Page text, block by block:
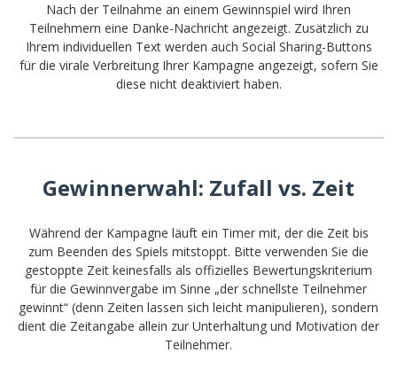
Nach der Teilnahme an einem Gewinnspiel wird Ihren
Teilnehmern eine Danke-Nachricht angezeigt. Zusätzlich zu
Ihrem individuellen Text werden auch Social Sharing-Buttons
für die virale Verbreitung Ihrer Kampagne angezeigt, sofern Sie
diese nicht deaktiviert haben.
Gewinnerwahl: Zufall vs. Zeit
Während der Kampagne läuft ein Timer mit, der die Zeit bis
zum Beenden des Spiels mitstoppt. Bitte verwenden Sie die
gestoppte Zeit keinesfalls als offizielles Bewertungskriterium
für die Gewinnvergabe im Sinne „der schnellste Teilnehmer
gewinnt“ (denn Zeiten lassen sich leicht manipulieren), sondern
dient die Zeitangabe allein zur Unterhaltung und Motivation der
Teilnehmer.